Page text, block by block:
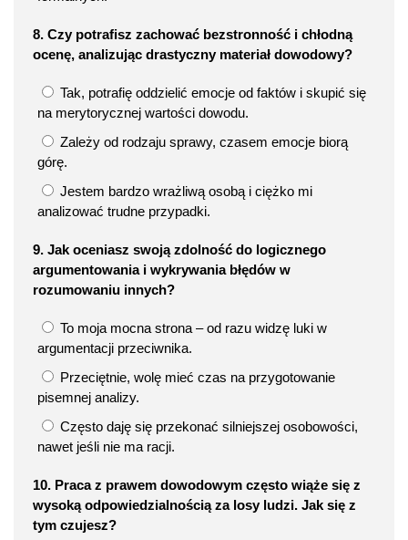
8. Czy potrafisz zachować bezstronność i chłodną
ocenę, analizując drastyczny materiał dowodowy?
Tak, potrafię oddzielić emocje od faktów i skupić się
na merytorycznej wartości dowodu.
Zależy od rodzaju sprawy, czasem emocje biorą
górę.
Jestem bardzo wrażliwą osobą i ciężko mi
analizować trudne przypadki.
9. Jak oceniasz swoją zdolność do logicznego
argumentowania i wykrywania błędów w
rozumowaniu innych?
To moja mocna strona – od razu widzę luki w
argumentacji przeciwnika.
Przeciętnie, wolę mieć czas na przygotowanie
pisemnej analizy.
Często daję się przekonać silniejszej osobowości,
nawet jeśli nie ma racji.
10. Praca z prawem dowodowym często wiąże się z
wysoką odpowiedzialnością za losy ludzi. Jak się z
tym czujesz?